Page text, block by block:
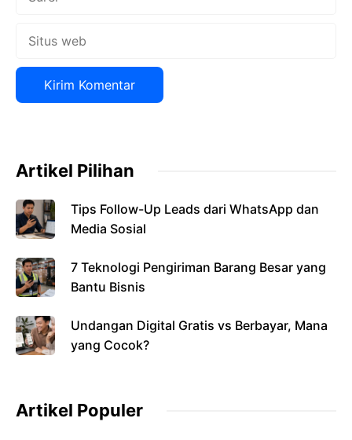
Artikel Pilihan
Tips Follow-Up Leads dari WhatsApp dan
Media Sosial
7 Teknologi Pengiriman Barang Besar yang
Bantu Bisnis
Undangan Digital Gratis vs Berbayar, Mana
yang Cocok?
Artikel Populer